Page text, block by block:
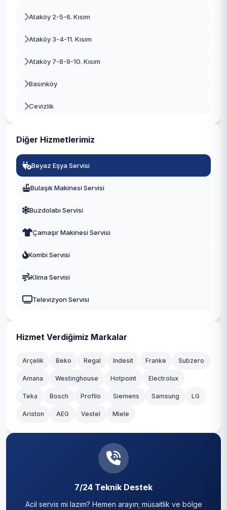
Beşiktaş
Beykoz
Beylikdüzü
Çekmeköy
Esenler
Kağıthane
Kartal
Küçükçekmece
Ataköy 2-5-6. Kısım
Ataköy 3-4-11. Kısım
Ataköy 7-8-9-10. Kısım
Basınköy
Cevizlik
Diğer Hizmetlerimiz
Beyaz Eşya Servisi
Bulaşık Makinesi Servisi
Buzdolabı Servisi
Çamaşır Makinesi Servisi
Kombi Servisi
Klima Servisi
Televizyon Servisi
Hizmet Verdiğimiz Markalar
Arçelik Beko Regal Indesit Franke Subzero
Amana Westinghouse Hotpoint Electrolux
Teka Bosch Profilo Siemens Samsung LG
Ariston AEG Vestel Miele
7/24 Teknik Destek
Acil servis mi lazım? Hemen arayın; müsaitlik ve bölge